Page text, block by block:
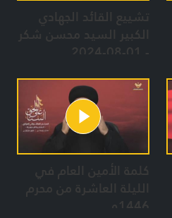
تشييع القائد الجهادي
الكبير السيد محسن شكر
كلمة الأمين العام في
الليلة العاشرة من محرم
1446ه